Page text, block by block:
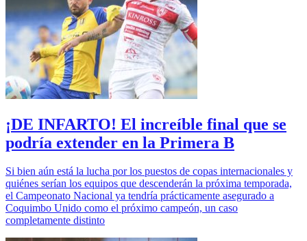
¡DE INFARTO! El increíble final que se
podría extender en la Primera B
Si bien aún está la lucha por los puestos de copas internacionales y
quiénes serían los equipos que descenderán la próxima temporada,
el Campeonato Nacional ya tendría prácticamente asegurado a
Coquimbo Unido como el próximo campeón, un caso
completamente distinto